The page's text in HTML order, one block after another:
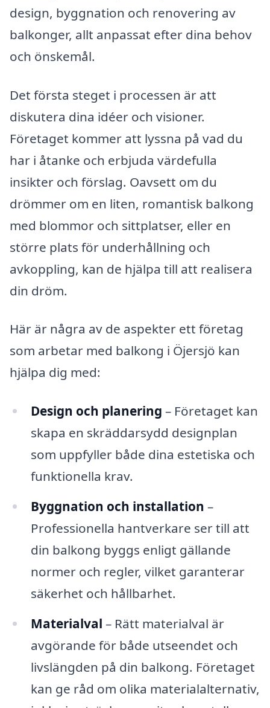
design, byggnation och renovering av
balkonger, allt anpassat efter dina behov
och önskemål.
Det första steget i processen är att
diskutera dina idéer och visioner.
Företaget kommer att lyssna på vad du
har i åtanke och erbjuda värdefulla
insikter och förslag. Oavsett om du
drömmer om en liten, romantisk balkong
med blommor och sittplatser, eller en
större plats för underhållning och
avkoppling, kan de hjälpa till att realisera
din dröm.
Här är några av de aspekter ett företag
som arbetar med balkong i Öjersjö kan
hjälpa dig med:
Design och planering – Företaget kan
skapa en skräddarsydd designplan
som uppfyller både dina estetiska och
funktionella krav.
Byggnation och installation –
Professionella hantverkare ser till att
din balkong byggs enligt gällande
normer och regler, vilket garanterar
säkerhet och hållbarhet.
Materialval – Rätt materialval är
avgörande för både utseendet och
livslängden på din balkong. Företaget
kan ge råd om olika materialalternativ,